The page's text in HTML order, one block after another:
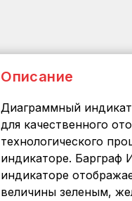
Описание
Диаграммный
для качественного
технологического
индикаторе. Барграф
индикаторе
величины зеленым,